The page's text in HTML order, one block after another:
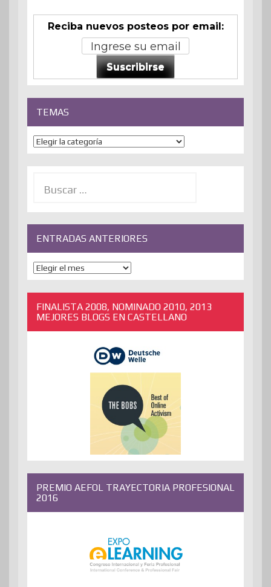
Reciba nuevos posteos por email:
Suscribirse
TEMAS
Temas
ENTRADAS ANTERIORES
ENTRADAS
ANTERIORES
FINALISTA 2008, NOMINADO 2010, 2013
MEJORES BLOGS EN CASTELLANO
PREMIO AEFOL TRAYECTORIA PROFESIONAL
2016